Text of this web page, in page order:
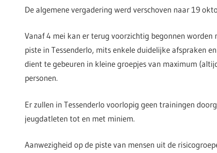
De algemene vergadering werd verschoven naar 19
Vanaf 4 mei kan er terug voorzichtig begonnen worden
piste in Tessenderlo, mits enkele duidelijke afspraken
dient te gebeuren in kleine groepjes van maximum
personen.
Er zullen in Tessenderlo voorlopig geen trainingen
jeugdatleten tot en met miniem.
Aanwezigheid op de piste van mensen uit de